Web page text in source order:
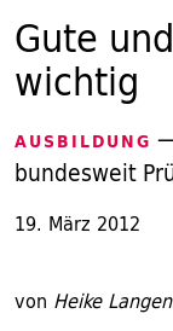
Gute
wichtig
AUSBILDUNG
bundesweit
19. März 2012
von Heike